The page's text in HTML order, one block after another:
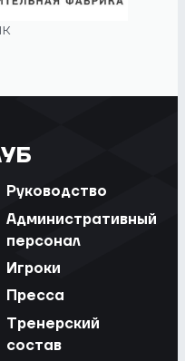
Руководство
Административный
персонал
Игроки
Пресса
Тренерский
состав